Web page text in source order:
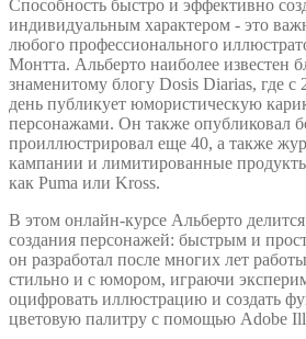
(2024)
Способность быстро и эффективно
индивидуальным характером - это
любого профессионального
Монтта. Альберто наиболее известен
знаменитому блогу Dosis Diarias, где
день публикует юмористическую
персонажами. Он также опубликовал
проиллюстрировал еще 40, а также
кампании и лимитированные
как Puma или Kross.
В этом онлайн-курсе Альберто
создания персонажей: быстрым и
он разработал после многих лет
стильно и с юмором, играючи
оцифровать иллюстрацию и создать
цветовую палитру с помощью Adobe